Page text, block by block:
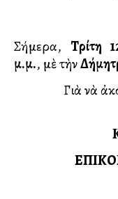
Σήμερα, Τρίτη
μ.μ., μὲ τὴν
Γιὰ νὰ